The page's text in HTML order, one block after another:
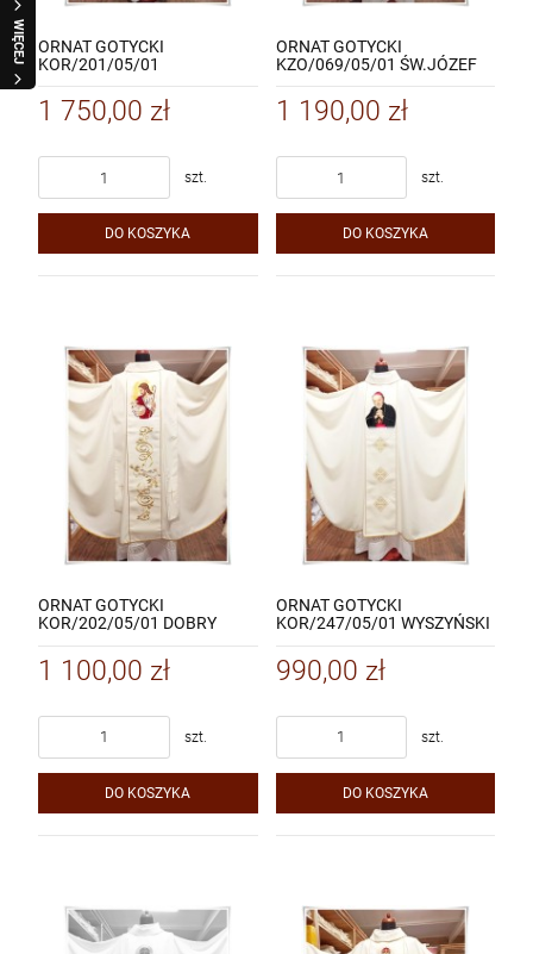
WIĘCEJ
ORNAT GOTYCKI
KOR/201/05/01
M.B.CZĘSTOCHOWSKA
1 750,00 zł
szt.
DO KOSZYKA
ORNAT GOTYCKI
KZO/069/05/01 ŚW.JÓZEF
1 190,00 zł
szt.
DO KOSZYKA
ORNAT GOTYCKI
KOR/202/05/01 DOBRY
1 100,00 zł
szt.
DO KOSZYKA
ORNAT GOTYCKI
KOR/247/05/01 WYSZYŃSKI
990,00 zł
szt.
DO KOSZYKA